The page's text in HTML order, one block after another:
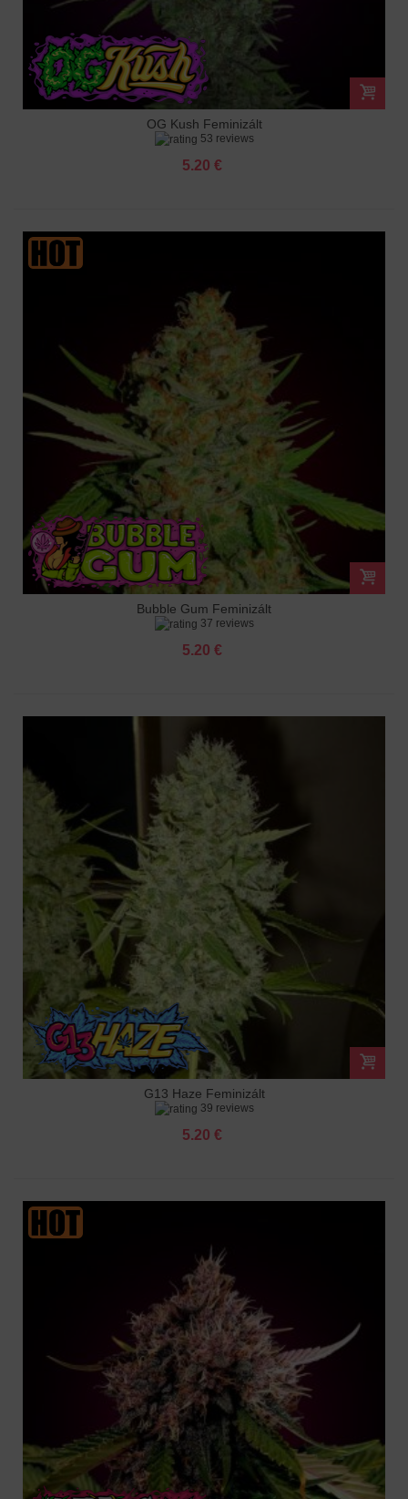
OG Kush Feminizált
53 reviews
5.20 €
Bubble Gum Feminizált
37 reviews
5.20 €
G13 Haze Feminizált
39 reviews
5.20 €